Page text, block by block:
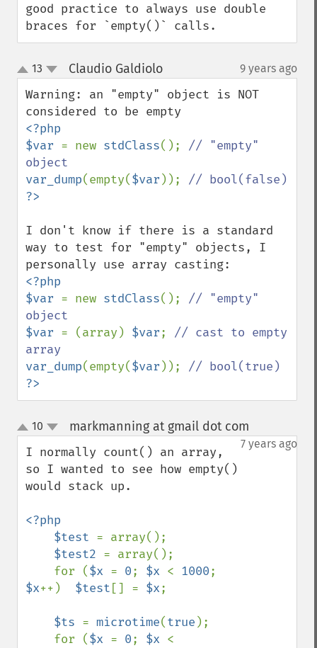
good practice to always use double
braces for `empty()` calls.
up
down
13 Claudio Galdiolo¶ 9 years ago
Warning: an "empty" object is NOT
<?php
$var = new stdClass(); // "empty"
var_dump(empty($var ));
I don't know if there is a standard
way to test for "empty" objects, I
<?php
$var = new stdClass(); // "empty"
$var = (array) $var; // cast to empty
var_dump(empty($var ));
?>
up
down
10 markmanning at gmail dot com
7 years ago
I normally count() an array,
so I wanted to see how empty()
would stack up.
<?php
    $test
= array();
$test2 = array();
    for (
$x = 0; $x < 1000
$x++) $test [] = $x;
$ts = microtime(true );
    for (
$x = 0; $x